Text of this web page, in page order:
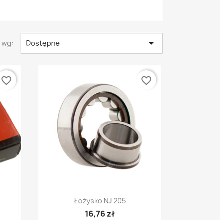
Dostępne 
favorite_border
Szybki podgląd
Łożysko NJ 205
16,76 zł
favorite_border